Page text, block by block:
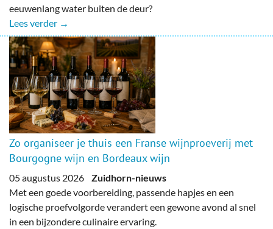
eeuwenlang water buiten de deur?
Lees verder →
Zo organiseer je thuis een Franse wijnproeverij met
Bourgogne wijn en Bordeaux wijn
05 augustus 2026 Zuidhorn-nieuws
Met een goede voorbereiding, passende hapjes en een
logische proefvolgorde verandert een gewone avond al snel
in een bijzondere culinaire ervaring.